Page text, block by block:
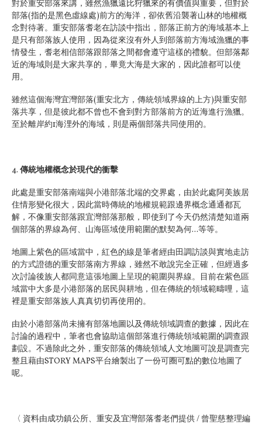
對於重安部落來講，雖然漁獵遠比狩獵來的有價值與重要，但對於
部落(指的是黑色虛線處)前方的海洋，卻依舊沿襲著山林的地權概
念對待著。重安部落耆老在訪談中指出，部落正前方的海域基本上
是只有部落族人使用，因為從來沒有外人到部落前方海域漁獵的事
情發生，耆老相信部落跟部落之間都會遵守這樣的禮貌。但部落鄰
近的海域則是大家共享的，畢竟大海是大家的，因此誰都可以使
用。
雖然這個海灣宜灣部落(重安北方，傳統領域界線的上方)與重安部
落共享，但是彼此都不曾也不會到對方部落前方的近海進行漁獵。
至於離岸約1海浬外的海域，則是兩個部落共同使用的。
4. 傳統地權概念於現代的衝擊
此處是重安部落南端與小港部落北端的交界處，由於此處阿美族居
住情形變化很大，因此當時傳統的地權規範跟邊界概念通通都瓦
解，不像重安部落跟宜灣部落那般，即使到了今天仍然清楚知道兩
個部落的界線為何、山海區域使用範圍的默契為何...等等。
地圖上紫色的區域當中，紅色的線是筆者經由田調訪談與實地走訪
的方式證德的重安部落南方界線，雖然不敢說完全正確，但經過多
次討論後族人都同意這張地圖上呈現的範圍與界線。目前在紫色區
域當中大多是小港部落的居民與耕地，但在傳統的領域範疇哩，這
裡是重安部落族人真真切切再使用的。
由於小港部落尚未擁有部落地圖以及傳統領域調查的數據，因此在
討論的過程中，筆者也會協助這個部落進行傳統領域範圍的調查跟
劃設。不過除此之外，重安部落的傳統領域人文地圖可說是調查完
整且藉由STORY MAPS平台繪製出了一份可圈可點的數位地圖了
呢。
〈 資料由成功鎮公所、重安及宜灣部落耆老們提供 / 曾聖慈整理編